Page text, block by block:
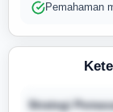
Pemahaman
Strategi